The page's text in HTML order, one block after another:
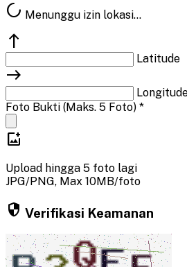
progress_activity Menunggu izin lokasi...
north
Latitude
east
Foto Bukti (Maks. 5 Foto) *
add_photo_alternate
Upload hingga 5 foto lagi
JPG/PNG, Max 10MB/foto
security Verifikasi Keamanan